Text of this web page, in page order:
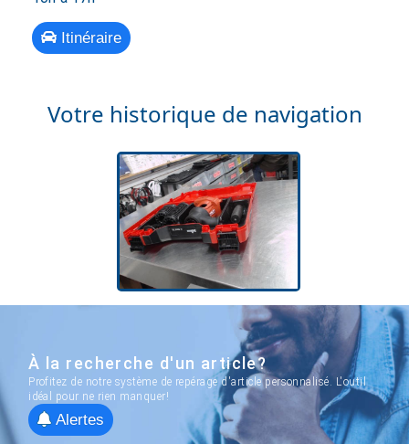
Itinéraire
Votre historique de navigation
À la recherche d'un article?
Profitez de notre système de repérage d'article personnalisé. L'outil
idéal pour ne rien manquer!
Alertes